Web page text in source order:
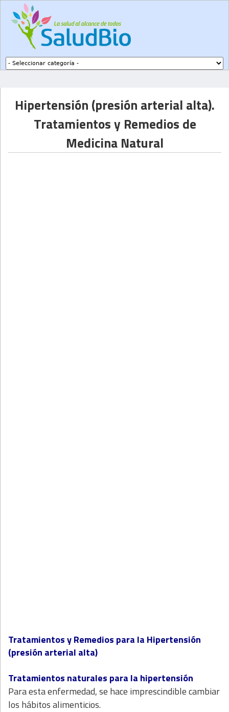
Hipertensión (presión arterial alta).
Tratamientos y Remedios de
Medicina Natural
Tratamientos y Remedios para la Hipertensión
(presión arterial alta)
Tratamientos naturales para la hipertensión
Para esta enfermedad, se hace imprescindible cambiar
los hábitos alimenticios.